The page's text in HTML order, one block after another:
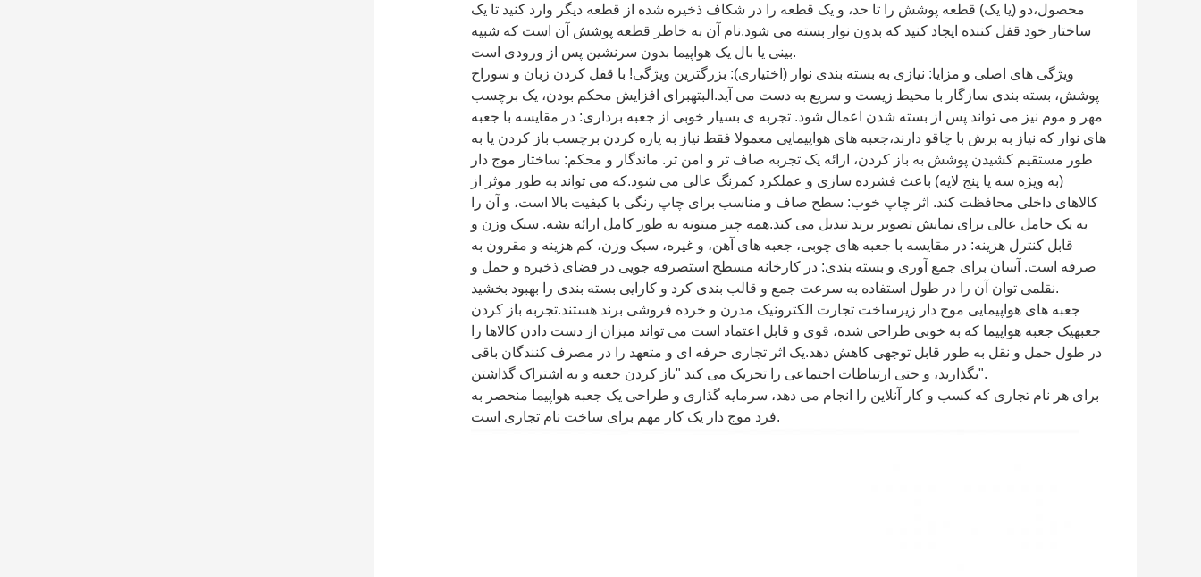
محصول،دو (یا یک) قطعه پوشش را تا حد، و یک قطعه را در شکاف ذخیره شده از قطعه دیگر وارد کنید تا یک
ساختار خود قفل کننده ایجاد کنید که بدون نوار بسته می شود.نام آن به خاطر قطعه پوشش آن است که شبیه
بینی یا بال یک هواپیما بدون سرنشین پس از ورودی است.
ویژگی های اصلی و مزایا: نیازی به بسته بندی نوار (اختیاری): بزرگترین ویژگی! با قفل کردن زبان و سوراخ
پوشش، بسته بندی سازگار با محیط زیست و سریع به دست می آید.البتهبرای افزایش محکم بودن، یک برچسب
مهر و موم نیز می تواند پس از بسته شدن اعمال شود. تجربه ی بسیار خوبی از جعبه برداری: در مقایسه با جعبه
های نوار که نیاز به برش با چاقو دارند،جعبه های هواپیمایی معمولا فقط نیاز به پاره کردن برچسب باز کردن یا به
طور مستقیم کشیدن پوشش به باز کردن، ارائه یک تجربه صاف تر و امن تر. ماندگار و محکم: ساختار موج دار
(به ویژه سه یا پنج لایه) باعث فشرده سازی و عملکرد کمرنگ عالی می شود.که می تواند به طور موثر از
کالاهای داخلی محافظت کند. اثر چاپ خوب: سطح صاف و مناسب برای چاپ رنگی با کیفیت بالا است، و آن را
به یک حامل عالی برای نمایش تصویر برند تبدیل می کند.همه چيز ميتونه به طور کامل ارائه بشه. سبک وزن و
قابل کنترل هزینه: در مقایسه با جعبه های چوبی، جعبه های آهن، و غیره، سبک وزن، کم هزینه و مقرون به
صرفه است. آسان برای جمع آوری و بسته بندی: در کارخانه مسطح استصرفه جویی در فضای ذخیره و حمل و
نقلمی توان آن را در طول استفاده به سرعت جمع و قالب بندی کرد و کارایی بسته بندی را بهبود بخشید.
جعبه های هواپیمایی موج دار زیرساخت تجارت الکترونیک مدرن و خرده فروشی برند هستند.تجربه باز کردن
جعبهیک جعبه هواپیما که به خوبی طراحی شده، قوی و قابل اعتماد است می تواند میزان از دست دادن کالاها را
در طول حمل و نقل به طور قابل توجهی کاهش دهد.یک اثر تجاری حرفه ای و متعهد را در مصرف کنندگان باقی
بگذارید، و حتی ارتباطات اجتماعی را تحریک می کند "باز کردن جعبه و به اشتراک گذاشتن".
برای هر نام تجاری که کسب و کار آنلاین را انجام می دهد، سرمایه گذاری و طراحی یک جعبه هواپیما منحصر به
فرد موج دار یک کار مهم برای ساخت نام تجاری است.